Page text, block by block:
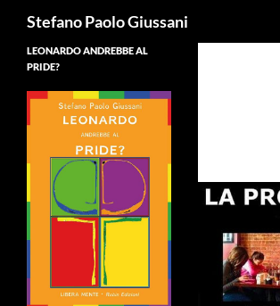
Stefano Paolo Giussani
LEONARDO ANDREBBE AL
PRIDE?